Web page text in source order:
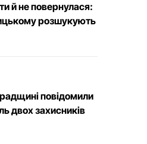
й не повернулася:
розшукують
повідомили
двох захисників